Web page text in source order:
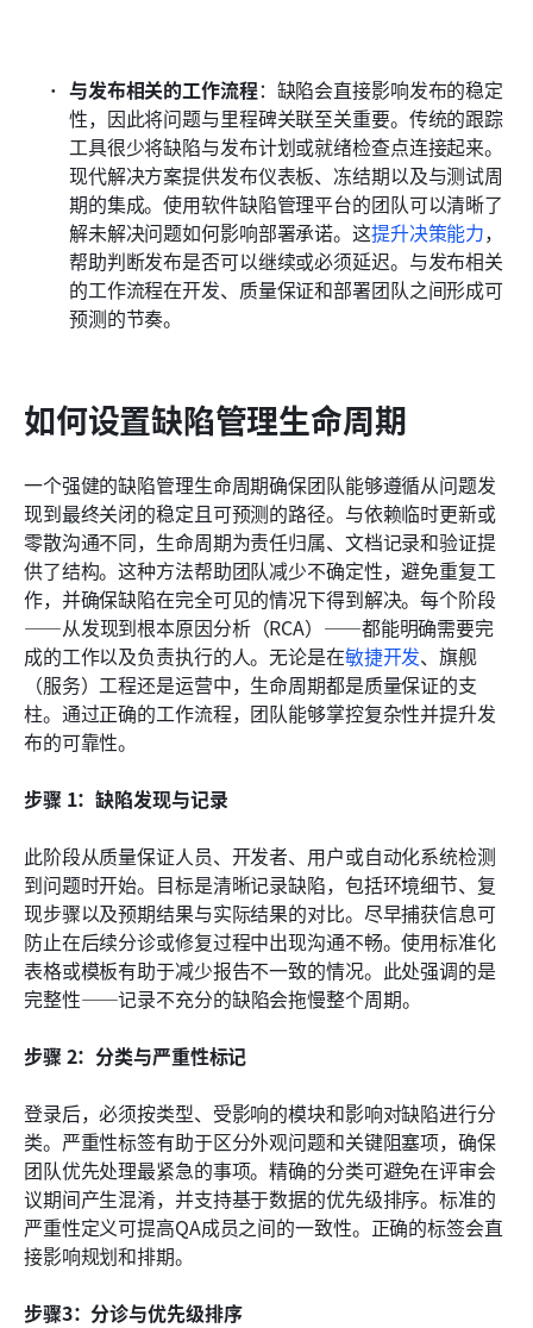
与发布相关的工作流程：缺陷会直接影响发布的稳定
性，因此将问题与里程碑关联至关重要。传统的跟踪
工具很少将缺陷与发布计划或就绪检查点连接起来。
现代解决方案提供发布仪表板、冻结期以及与测试周
期的集成。使用软件缺陷管理平台的团队可以清晰了
解未解决问题如何影响部署承诺。这提升决策能力，
帮助判断发布是否可以继续或必须延迟。与发布相关
的工作流程在开发、质量保证和部署团队之间形成可
预测的节奏。
如何设置缺陷管理生命周期
一个强健的缺陷管理生命周期确保团队能够遵循从问题发
现到最终关闭的稳定且可预测的路径。与依赖临时更新或
零散沟通不同，生命周期为责任归属、文档记录和验证提
供了结构。这种方法帮助团队减少不确定性，避免重复工
作，并确保缺陷在完全可见的情况下得到解决。每个阶段
——从发现到根本原因分析（RCA）——都能明确需要完
成的工作以及负责执行的人。无论是在敏捷开发、旗舰
（服务）工程还是运营中，生命周期都是质量保证的支
柱。通过正确的工作流程，团队能够掌控复杂性并提升发
布的可靠性。
步骤 1：缺陷发现与记录
此阶段从质量保证人员、开发者、用户或自动化系统检测
到问题时开始。目标是清晰记录缺陷，包括环境细节、复
现步骤以及预期结果与实际结果的对比。尽早捕获信息可
防止在后续分诊或修复过程中出现沟通不畅。使用标准化
表格或模板有助于减少报告不一致的情况。此处强调的是
完整性——记录不充分的缺陷会拖慢整个周期。
步骤 2：分类与严重性标记
登录后，必须按类型、受影响的模块和影响对缺陷进行分
类。严重性标签有助于区分外观问题和关键阻塞项，确保
团队优先处理最紧急的事项。精确的分类可避免在评审会
议期间产生混淆，并支持基于数据的优先级排序。标准的
严重性定义可提高QA成员之间的一致性。正确的标签会直
接影响规划和排期。
步骤3：分诊与优先级排序